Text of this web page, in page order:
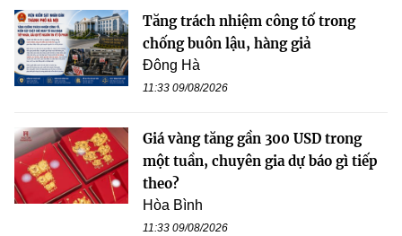
Tăng trách nhiệm công tố trong
chống buôn lậu, hàng giả
Đông Hà
11:33 09/08/2026
Giá vàng tăng gần 300 USD trong
một tuần, chuyên gia dự báo gì tiếp
theo?
Hòa Bình
11:33 09/08/2026